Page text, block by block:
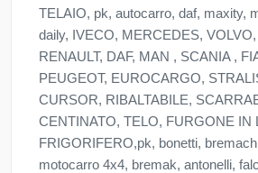
TELAIO, pk, autocarro, daf, maxity,
daily, IVECO, MERCEDES,
RENAULT, DAF, MAN , SCANIA ,
PEUGEOT, EUROCARGO,
CURSOR, RIBALTABILE,
CENTINATO, TELO, FURGONE IN
FRIGORIFERO,pk, bonetti,
motocarro 4x4, bremak, antonelli,